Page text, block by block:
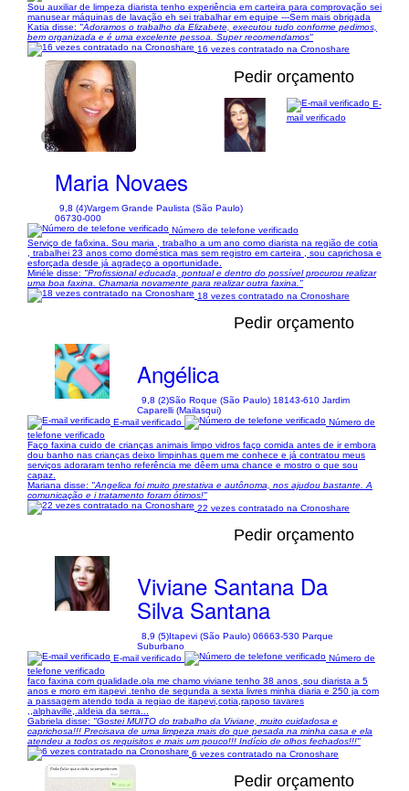
Sou auxiliar de limpeza diarista tenho experiência em carteira para comprovação sei
manusear máquinas de lavação eh sei trabalhar em equipe ---Sem mais obrigada
Katia disse: "Adoramos o trabalho da Elizabete, executou tudo conforme pedimos,
bem organizada e é uma excelente pessoa. Super recomendamos"
16 vezes contratado na Cronoshare
1/5
Pedir orçamento
Maria Novaes
9,8 (4)Vargem Grande Paulista (São Paulo)
06730-000
E-
mail verificado
Número de telefone verificado
Serviço de fa6xina. Sou maria , trabalho a um ano como diarista na região de cotia
, trabalhei 23 anos como doméstica mas sem registro em carteira , sou caprichosa e
esforçada desde já agradeço a oportunidade.
Miriéle disse: "Profissional educada, pontual e dentro do possível procurou realizar
uma boa faxina. Chamaria novamente para realizar outra faxina."
18 vezes contratado na Cronoshare
Pedir orçamento
Angélica
9,8 (2)São Roque (São Paulo) 18143-610 Jardim
Caparelli (Mailasqui)
E-mail verificado
Número de
telefone verificado
Faço faxina cuido de crianças animais limpo vidros faço comida antes de ir embora
dou banho nas crianças deixo limpinhas quem me conhece e já contratou meus
serviços adoraram tenho referência me dêem uma chance e mostro o que sou
capaz.
Mariana disse: "Angelica foi muito prestativa e autônoma, nos ajudou bastante. A
comunicação e i tratamento foram ótimos!"
22 vezes contratado na Cronoshare
Pedir orçamento
Viviane Santana Da
Silva Santana
8,9 (5)Itapevi (São Paulo) 06663-530 Parque
Suburbano
E-mail verificado
Número de
telefone verificado
faco faxina com qualidade.ola me chamo viviane tenho 38 anos ,sou diarista a 5
anos e moro em itapevi .tenho de segunda a sexta livres minha diaria e 250 ja com
a passagem atendo toda a regiao de itapevi,cotia,raposo tavares
,,alphaville,.aldeia da serra...
Gabriela disse: "Gostei MUITO do trabalho da Viviane, muito cuidadosa e
caprichosa!!! Precisava de uma limpeza mais do que pesada na minha casa e ela
atendeu a todos os requisitos e mais um pouco!!! Indício de olhos fechados!!!"
6 vezes contratado na Cronoshare
Pedir orçamento